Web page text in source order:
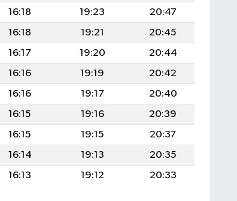
16:18 19:23
20:47
16:18 19:21
20:45
16:17 19:20
20:44
16:16 19:19
20:42
16:16 19:17
20:40
16:15 19:16
20:39
16:15 19:15
20:37
16:14 19:13
20:35
16:13 19:12 20:33